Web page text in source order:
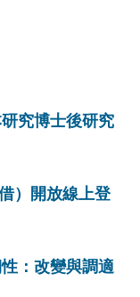
究博士後研究
）開放線上登
：改變與調適